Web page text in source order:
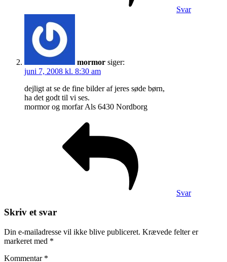
Svar
mormor siger:
juni 7, 2008 kl. 8:30 am
dejligt at se de fine bilder af jeres søde børn,
ha det godt til vi ses.
mormor og morfar Als 6430 Nordborg
Svar
Skriv et svar
Din e-mailadresse vil ikke blive publiceret. Krævede felter er
markeret med *
Kommentar *